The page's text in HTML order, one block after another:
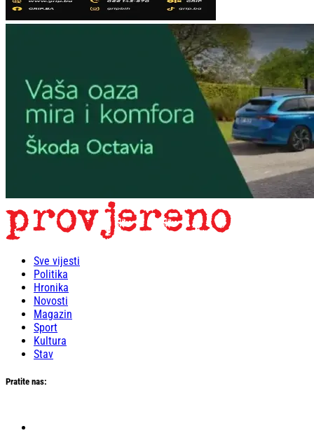
Sve vijesti
Politika
Hronika
Novosti
Magazin
Sport
Kultura
Stav
Pratite nas: